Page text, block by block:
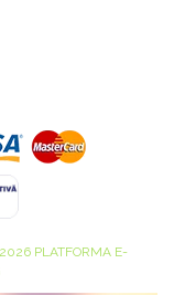
2026 PLATFORMA E-